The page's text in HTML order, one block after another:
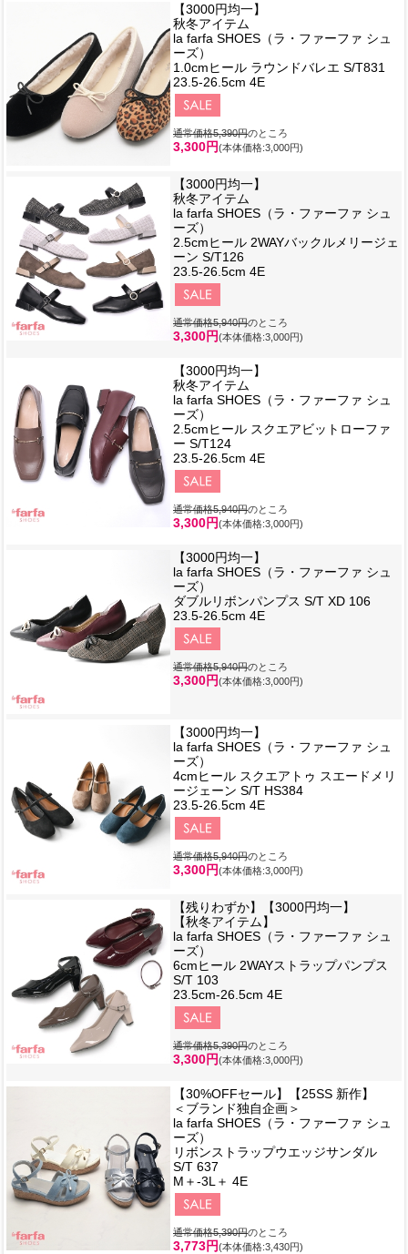
【3000円均一】
秋冬アイテム
la farfa SHOES（ラ・ファーファ シュ
ーズ）
1.0cmヒール ラウンドバレエ S/T831
23.5-26.5cm 4E
通常価格5,390円のところ
3,300円(本体価格:3,000円)
【3000円均一】
秋冬アイテム
la farfa SHOES（ラ・ファーファ シュ
ーズ）
2.5cmヒール 2WAYバックルメリージェ
ーン S/T126
23.5-26.5cm 4E
通常価格5,940円のところ
3,300円(本体価格:3,000円)
【3000円均一】
秋冬アイテム
la farfa SHOES（ラ・ファーファ シュ
ーズ）
2.5cmヒール スクエアビットローファ
ー S/T124
23.5-26.5cm 4E
通常価格5,940円のところ
3,300円(本体価格:3,000円)
【3000円均一】
la farfa SHOES（ラ・ファーファ シュ
ーズ）
ダブルリボンパンプス S/T XD 106
23.5-26.5cm 4E
通常価格5,940円のところ
3,300円(本体価格:3,000円)
【3000円均一】
la farfa SHOES（ラ・ファーファ シュ
ーズ）
4cmヒール スクエアトゥ スエードメリ
ージェーン S/T HS384
23.5-26.5cm 4E
通常価格5,940円のところ
3,300円(本体価格:3,000円)
【残りわずか】【3000円均一】
【秋冬アイテム】
la farfa SHOES（ラ・ファーファ シュ
ーズ）
6cmヒール 2WAYストラップパンプス
S/T 103
23.5cm-26.5cm 4E
通常価格5,390円のところ
3,300円(本体価格:3,000円)
【30%OFFセール】【25SS 新作】
＜ブランド独自企画＞
la farfa SHOES（ラ・ファーファ シュ
ーズ）
リボンストラップウエッジサンダル
S/T 637
M＋-3L＋ 4E
通常価格5,390円のところ
3,773円(本体価格:3,430円)